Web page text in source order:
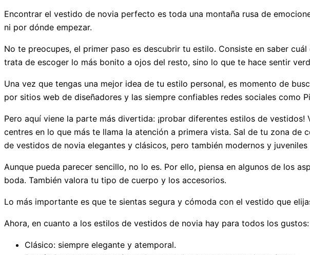
Encontrar el vestido de novia perfecto es toda una montaña rusa de
ni por dónde empezar.
No te preocupes, el primer paso es descubrir tu estilo. Consiste en saber
trata de escoger lo más bonito a ojos del resto, sino lo que te hace sentir
Una vez que tengas una mejor idea de tu estilo personal, es momento de
por sitios web de diseñadores y las siempre confiables redes sociales como
Pero aquí viene la parte más divertida: ¡probar diferentes estilos de
centres en lo que más te llama la atención a primera vista. Sal de tu zona
de vestidos de novia elegantes y clásicos, pero también modernos y juveniles
Aunque pueda parecer sencillo, no lo es. Por ello, piensa en algunos de los
boda. También valora tu tipo de cuerpo y los accesorios.
Lo más importante es que te sientas segura y cómoda con el vestido que
Ahora, en cuanto a los estilos de vestidos de novia hay para todos los gustos:
Clásico: siempre elegante y atemporal.